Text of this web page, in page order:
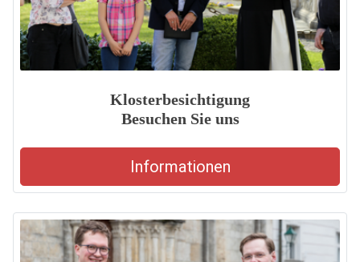
Klosterbesichtigung
Besuchen Sie uns
Informationen